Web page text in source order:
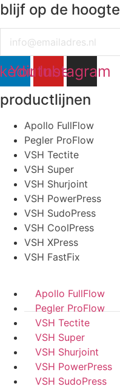
blijf op de hoogte
YoutubeInstagram
productlijnen
Apollo FullFlow
Pegler ProFlow
VSH Tectite
VSH Super
VSH Shurjoint
VSH PowerPress
VSH SudoPress
VSH CoolPress
VSH XPress
VSH FastFix
Apollo FullFlow
Pegler ProFlow
VSH Tectite
VSH Super
VSH Shurjoint
VSH PowerPress
VSH SudoPress